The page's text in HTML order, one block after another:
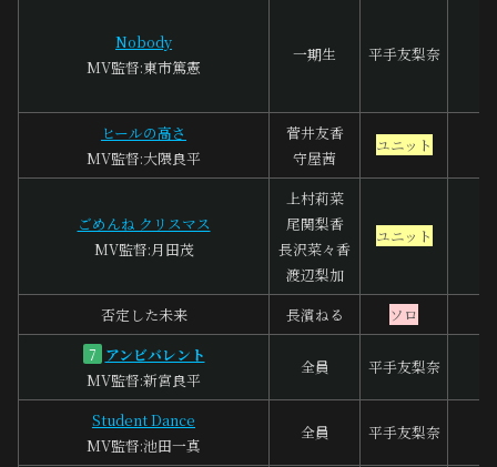
Nobody
MV監督:東市篤憲
一期生 平手友梨奈
ヒールの高さ
MV監督:大隈良平
菅井友香
守屋茜
ユニット
ごめんね クリスマス
MV監督:月田茂
上村莉菜
尾関梨香
長沢菜々香
渡辺梨加
ユニット
否定した未来 長濱ねる ソロ
7 アンビバレント
MV監督:新宮良平
全員 平手友梨奈
Student Dance
MV監督:池田一真
全員 平手友梨奈